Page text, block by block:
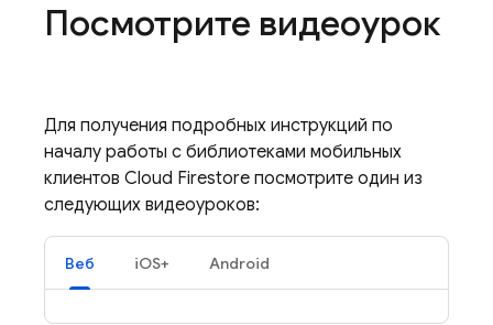
Посмотрите видеоурок
Для получения подробных инструкций по
началу работы с библиотеками мобильных
клиентов Cloud Firestore посмотрите один из
следующих видеоуроков:
Веб iOS+ Android